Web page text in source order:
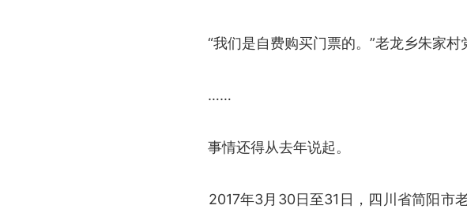
“我们是自费购买门票的。”老龙乡朱家村
……
事情还得从去年说起。
2017年3月30日至31日，四川省简阳市老